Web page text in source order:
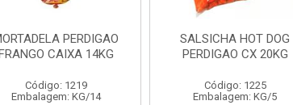
SALSICHA HOT DOG
PERDIGAO CX 20KG
Código: 1225
Embalagem: KG/5
PERNIL SUINO C/OSSO
COPAVEL KG
Código: 12301
Embalagem: CX/± 19,56 KG